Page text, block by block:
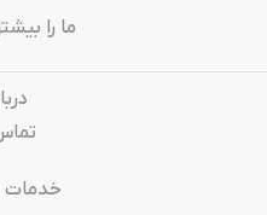
ما را
خدمات